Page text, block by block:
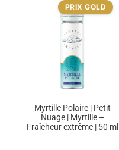
PRIX GOLD
Myrtille Polaire | Petit
Nuage | Myrtille –
Fraîcheur extrême | 50 ml